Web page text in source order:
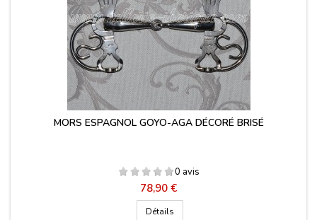
MORS ESPAGNOL GOYO-AGA DÉCORÉ BRISÉ
0 avis
Prix
78,90 €
Détails